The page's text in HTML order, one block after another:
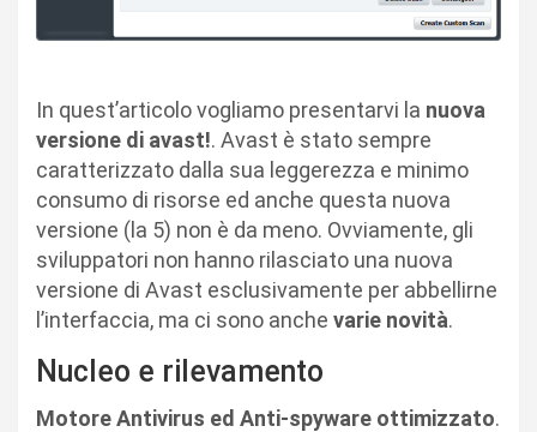
In quest’articolo vogliamo presentarvi la nuova
versione di avast!. Avast è stato sempre
caratterizzato dalla sua leggerezza e minimo
consumo di risorse ed anche questa nuova
versione (la 5) non è da meno. Ovviamente, gli
sviluppatori non hanno rilasciato una nuova
versione di Avast esclusivamente per abbellirne
l’interfaccia, ma ci sono anche varie novità.
Nucleo e rilevamento
Motore Antivirus ed Anti-spyware ottimizzato.